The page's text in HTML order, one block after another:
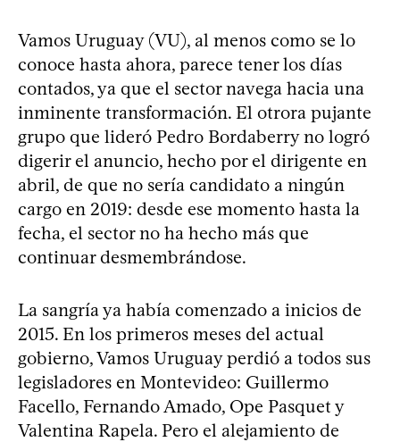
Vamos Uruguay (VU), al menos como se lo
conoce hasta ahora, parece tener los días
contados, ya que el sector navega hacia una
inminente transformación. El otrora pujante
grupo que lideró Pedro Bordaberry no logró
digerir el anuncio, hecho por el dirigente en
abril, de que no sería candidato a ningún
cargo en 2019: desde ese momento hasta la
fecha, el sector no ha hecho más que
continuar desmembrándose.
La sangría ya había comenzado a inicios de
2015. En los primeros meses del actual
gobierno, Vamos Uruguay perdió a todos sus
legisladores en Montevideo: Guillermo
Facello, Fernando Amado, Ope Pasquet y
Valentina Rapela. Pero el alejamiento de